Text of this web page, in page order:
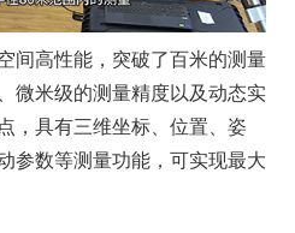
间高性能，突破了百米的测量
微米级的测量精度以及动态实
，具有三维坐标、位置、姿
参数等测量功能，可实现最大